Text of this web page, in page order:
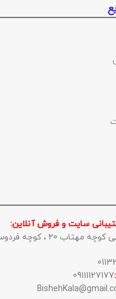
سایت و فروش آنلاین:
20 ، کوچه فردوس 14
09111127177